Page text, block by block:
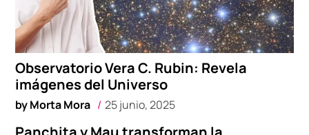
Observatorio Vera C. Rubin: Revela
imágenes del Universo
byMorta Mora 25 junio, 2025